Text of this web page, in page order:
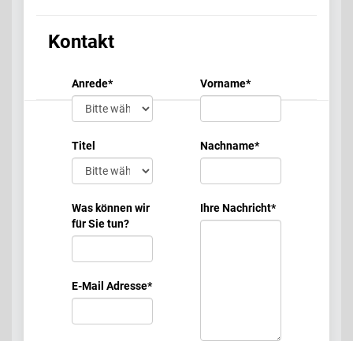
Kontakt
Anrede*
Titel
Was können wir
für Sie tun?
E-Mail Adresse*
Vorname*
Nachname*
Ihre Nachricht*